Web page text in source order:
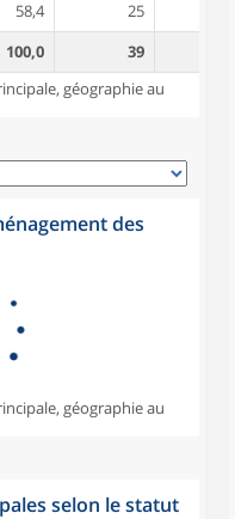
58,4 25
100,0 39
géographie au
des
géographie au
selon le statut